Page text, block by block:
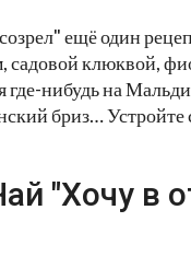
ещё один
клюквой,
где-нибудь на
бриз…
"Хочу в